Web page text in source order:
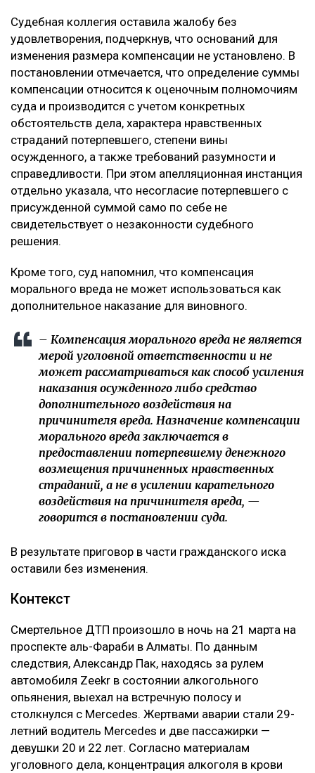
Судебная коллегия оставила жалобу без
удовлетворения, подчеркнув, что оснований для
изменения размера компенсации не установлено. В
постановлении отмечается, что определение суммы
компенсации относится к оценочным полномочиям
суда и производится с учетом конкретных
обстоятельств дела, характера нравственных
страданий потерпевшего, степени вины
осужденного, а также требований разумности и
справедливости. При этом апелляционная инстанция
отдельно указала, что несогласие потерпевшего с
присужденной суммой само по себе не
свидетельствует о незаконности судебного
решения.
Кроме того, суд напомнил, что компенсация
морального вреда не может использоваться как
дополнительное наказание для виновного.
– Компенсация морального вреда не является
мерой уголовной ответственности и не
может рассматриваться как способ усиления
наказания осужденного либо средство
дополнительного воздействия на
причинителя вреда. Назначение компенсации
морального вреда заключается в
предоставлении потерпевшему денежного
возмещения причиненных нравственных
страданий, а не в усилении карательного
воздействия на причинителя вреда, —
говорится в постановлении суда.
В результате приговор в части гражданского иска
оставили без изменения.
Контекст
Смертельное ДТП произошло в ночь на 21 марта на
проспекте аль-Фараби в Алматы. По данным
следствия, Александр Пак, находясь за рулем
автомобиля Zeekr в состоянии алкогольного
опьянения, выехал на встречную полосу и
столкнулся с Mercedes. Жертвами аварии стали 29-
летний водитель Mercedes и две пассажирки —
девушки 20 и 22 лет. Согласно материалам
уголовного дела, концентрация алкоголя в крови